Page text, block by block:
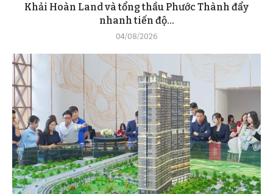
Khải Hoàn Land và tổng thầu Phước Thành đẩy
nhanh tiến độ...
04/08/2026